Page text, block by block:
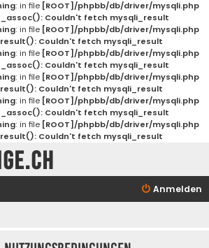
: in file [ROOT]/phpbb/db/driver/mysqli.php
Couldn't fetch mysqli_result
: in file [ROOT]/phpbb/db/driver/mysqli.php
Couldn't fetch mysqli_result
: in file [ROOT]/phpbb/db/driver/mysqli.php
Couldn't fetch mysqli_result
: in file [ROOT]/phpbb/db/driver/mysqli.php
Couldn't fetch mysqli_result
: in file [ROOT]/phpbb/db/driver/mysqli.php
Couldn't fetch mysqli_result
: in file [ROOT]/phpbb/db/driver/mysqli.php
Couldn't fetch mysqli_result
Anmelden